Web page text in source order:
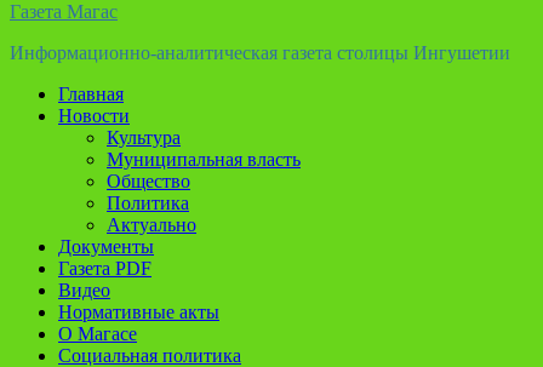
Газета Магас
Информационно-аналитическая газета столицы Ингушетии
Главная
Новости
Культура
Муниципальная власть
Общество
Политика
Актуально
Документы
Газета PDF
Видео
Нормативные акты
О Магасе
Социальная политика